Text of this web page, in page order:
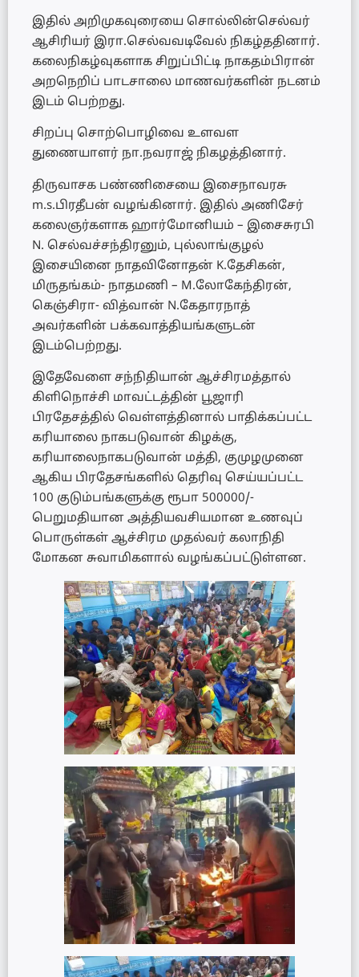
இதில் அறிமுகவுரையை சொல்லின்செல்வர்
ஆசிரியர் இரா.செல்வவடிவேல் நிகழ்ததினார்.
கலைநிகழ்வுகளாக சிறுப்பிட்டி நாகதம்பிரான்
அறநெறிப் பாடசாலை மாணவர்களின் நடனம்
இடம் பெற்றது.
சிறப்பு சொற்பொழிவை உளவள
துணையாளர் நா.நவராஜ் நிகழத்தினார்.
திருவாசக பண்ணிசையை இசைநாவரசு
m.s.பிரதீபன் வழங்கினார். இதில் அணிசேர்
கலைஞர்களாக ஹார்மோனியம் – இசைசுரபி
N. செல்வச்சந்திரனும், புல்லாங்குழல்
இசையினை நாதவினோதன் K.தேசிகன்,
மிருதங்கம்- நாதமணி – M.லோகேந்திரன்,
கெஞ்சிரா- வித்வான் N.கேதாரநாத்
அவர்களின் பக்கவாத்தியங்களுடன்
இடம்பெற்றது.
இதேவேளை சந்நிதியான் ஆச்சிரமத்தால்
கிளிநொச்சி மாவட்டத்தின் பூஜாரி
பிரதேசத்தில் வெள்ளத்தினால் பாதிக்கப்பட்ட
கரியாலை நாகபடுவான் கிழக்கு,
கரியாலைநாகபடுவான் மத்தி, குமுழமுனை
ஆகிய பிரதேசங்களில் தெரிவு செய்யப்பட்ட
100 குடும்பங்களுக்கு ரூபா 500000/-
பெறுமதியான அத்தியவசியமான உணவுப்
பொருள்கள் ஆச்சிரம முதல்வர் கலாநிதி
மோகன சுவாமிகளால் வழங்கப்பட்டுள்ளன.